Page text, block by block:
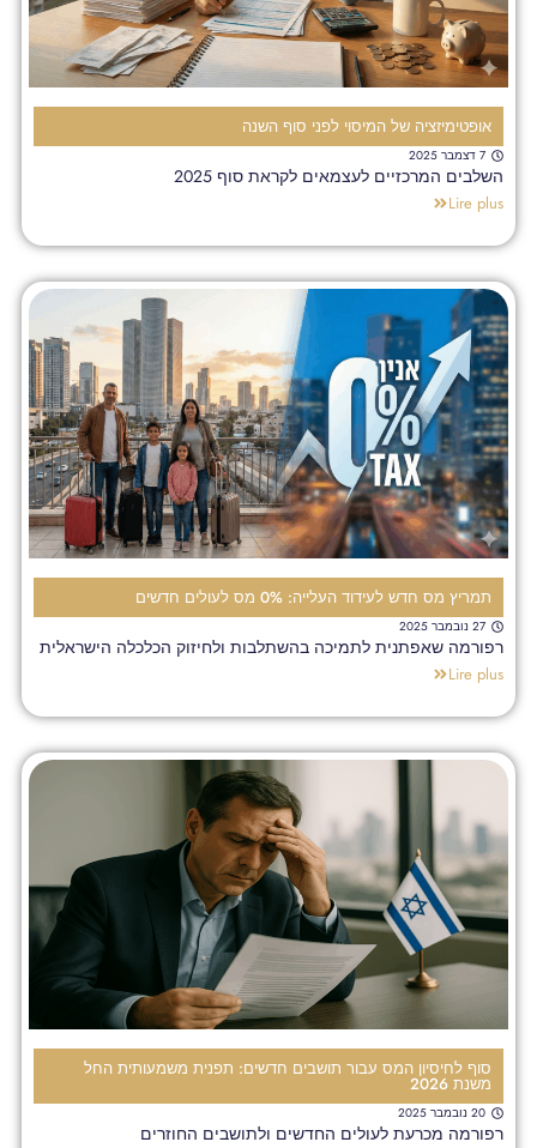
אופטימיזציה של המיסוי לפני סוף השנה
7 דצמבר 2025
השלבים המרכזיים לעצמאים לקראת סוף 2025
Lire plus
תמריץ מס חדש לעידוד העלייה: 0% מס לעולים חדשים
27 נובמבר 2025
רפורמה שאפתנית לתמיכה בהשתלבות ולחיזוק הכלכלה הישראלית
Lire plus
סוף לחיסיון המס עבור תושבים חדשים: תפנית משמעותית החל
משנת 2026
20 נובמבר 2025
רפורמה מכרעת לעולים החדשים ולתושבים החוזרים